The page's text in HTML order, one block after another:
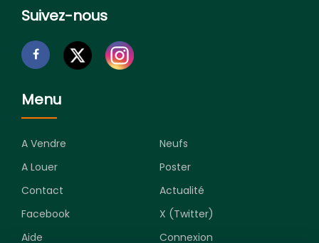
Suivez-nous
Menu
A Vendre
Neufs
A Louer
Poster
Contact
Actualité
Facebook
X (Twitter)
Aide
Connexion